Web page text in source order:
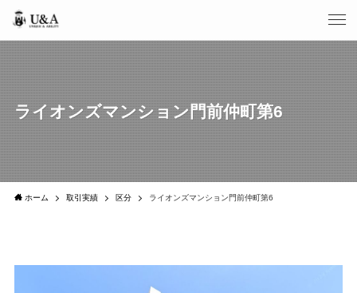
ライオンズマンション門前仲町第6
ホーム 取引実績 区分 ライオンズマンション門前仲町第6